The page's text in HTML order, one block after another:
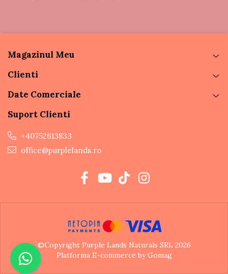
Magazinul Meu
Clienti
Date Comerciale
Suport Clienti
+40752613833
office@purplelands.ro
©Copyright Purple Lands Naturals SRL 2026
Platforma E-commerce by Gomag